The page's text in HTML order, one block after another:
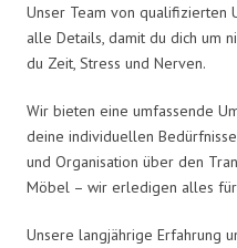
Unser Team von qualifizierten
alle Details, damit du dich um
du Zeit, Stress und Nerven.
Wir bieten eine umfassende
deine individuellen
und Organisation über den
Möbel – wir erledigen alles für
Unsere langjährige Erfahrung